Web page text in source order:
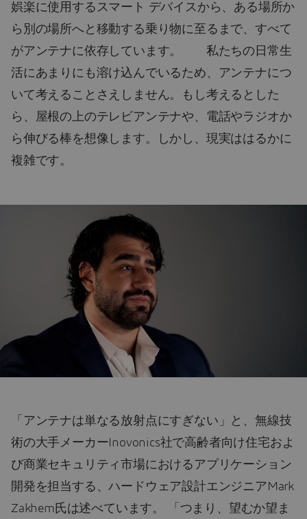
娯楽に使用するスマート デバイスから、ある場所か
ら別の場所へと移動する乗り物に至るまで、すべて
がアンテナに依存しています。 私たちの日常生
活にあまりにも溶け込んでいるため、アンテナにつ
いて考えることさえしません。もし考えるとした
ら、屋根の上のテレビアンテナや、電話やラジオか
ら伸びる棒を想像します。しかし、現実ははるかに
複雑です。
「アンテナは単なる放射点にすぎない」と、無線技
術の大手メーカーInovonics社で高齢者向け住宅およ
び商業セキュリティ市場におけるアプリケーション
開発を担当する、ハードウェア設計エンジニアMark
Zakhem氏は述べています。 「つまり、望むか望ま